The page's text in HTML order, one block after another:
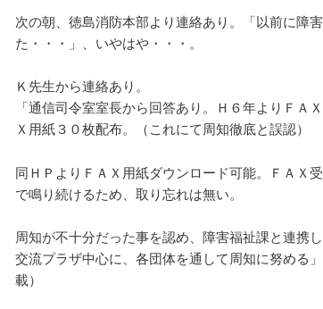
次の朝、徳島消防本部より連絡あり。「以前に障
た・・・」、いやはや・・・。
Ｋ先生から連絡あり。
「通信司令室室長から回答あり。Ｈ６年よりＦＡ
Ｘ用紙３０枚配布。（これにて周知徹底と誤認）
同ＨＰよりＦＡＸ用紙ダウンロード可能。ＦＡＸ
で鳴り続けるため、取り忘れは無い。
周知が不十分だった事を認め、障害福祉課と連携
交流プラザ中心に、各団体を通して周知に努める
載）